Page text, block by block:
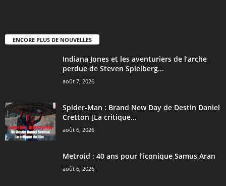
ENCORE PLUS DE NOUVELLES
Indiana Jones et les aventuriers de l’arche
perdue de Steven Spielberg...
août 7, 2026
Spider-Man : Brand New Day de Destin Daniel
Cretton [La critique...
août 6, 2026
Metroid : 40 ans pour l’iconique Samus Aran
août 6, 2026